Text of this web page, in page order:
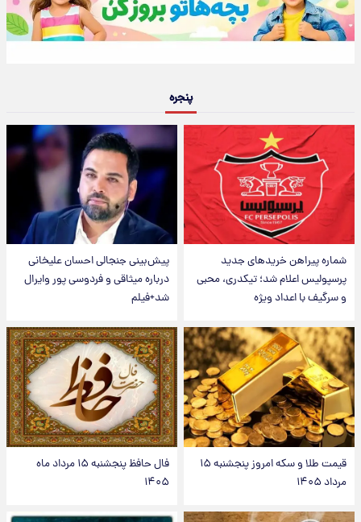
پنجره
شماره پیراهن خریدهای جدید
پرسپولیس اعلام شد؛ تیکدری، محبی
و سرگیف با اعداد ویژه
پیش‌بینی جنجالی احسان علیخانی
درباره میثاقی و فردوسی پور وایرال
شد+فیلم
قیمت طلا و سکه امروز پنجشنبه ۱۵
مرداد ۱۴۰۵
فال حافظ پنجشنبه ۱۵ مرداد ماه
۱۴۰۵